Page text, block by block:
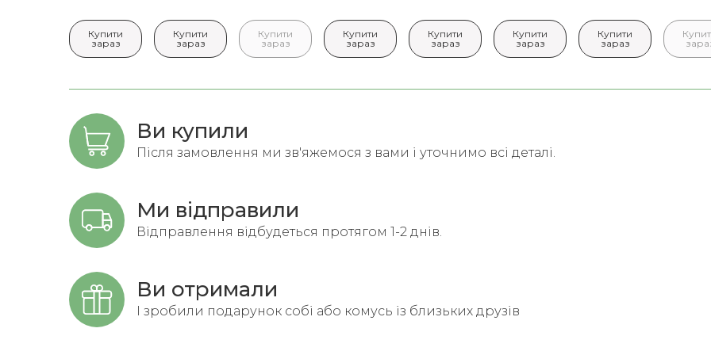
Купити
зараз
Купити
зараз
Купити
зараз
Купити
зараз
Купити
зараз
Купити
зараз
Купити
зараз
Ви купили
Після замовлення ми зв'яжемося з вами і уточнимо всі деталі.
Ми відправили
Відправлення відбудеться протягом 1-2 днів.
Ви отримали
І зробили подарунок собі або комусь із близьких друзів